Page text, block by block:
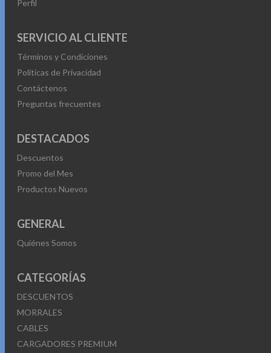
Perfecto para disfrutar de tu música favorita en casa o
Perfil
SERVICIO AL CLIENTE
Términos y Condiciones
Políticas de Privacidad
Contáctenos
Preguntas frecuentes
DESTACADOS
Descuentos
Promo del Mes
Productos Nuevos
GENERAL
Quiénes Somos
CATEGORÍAS
DESCUENTOS
MORRALES
CABLES
CARGADORES PREMIUM